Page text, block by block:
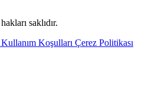
saklıdır.
Kullanım Koşulları Çerez Politikası